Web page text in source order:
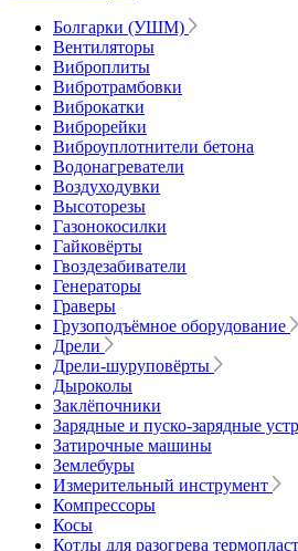
Болгарки (УШМ)
Вентиляторы
Виброплиты
Вибротрамбовки
Виброкатки
Виброрейки
Виброуплотнители бетона
Водонагреватели
Воздуходувки
Высоторезы
Газонокосилки
Гайковёрты
Гвоздезабиватели
Генераторы
Граверы
Грузоподъёмное оборудование
Дрели
Дрели-шуруповёрты
Дыроколы
Заклёпочники
Зарядные и пуско-зарядные
Затирочные машины
Землебуры
Измерительный инструмент
Компрессоры
Косы
Котлы для разогрева